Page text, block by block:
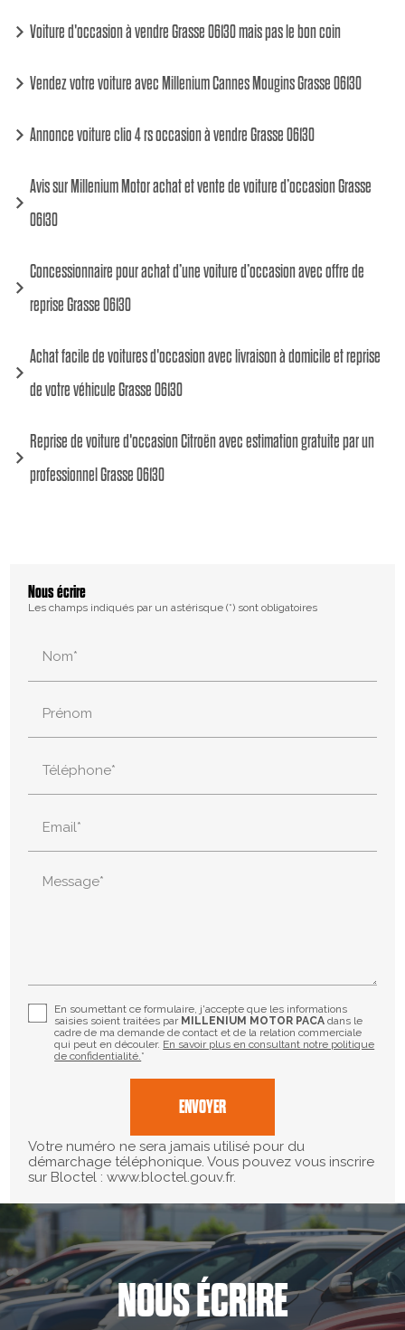
Voiture d'occasion à vendre Grasse 06130 mais pas le bon coin
Vendez votre voiture avec Millenium Cannes Mougins Grasse 06130
Annonce voiture clio 4 rs occasion à vendre Grasse 06130
Avis sur Millenium Motor achat et vente de voiture d’occasion Grasse
06130
Concessionnaire pour achat d’une voiture d’occasion avec offre de
reprise Grasse 06130
Achat facile de voitures d'occasion avec livraison à domicile et reprise
de votre véhicule Grasse 06130
Reprise de voiture d'occasion Citroën avec estimation gratuite par un
professionnel Grasse 06130
Nous écrire
Les champs indiqués par un astérisque (*) sont obligatoires
Nom*
Prénom
Téléphone*
Email*
Message*
En soumettant ce formulaire, j'accepte que les informations
saisies soient traitées par MILLENIUM MOTOR PACA dans le
cadre de ma demande de contact et de la relation commerciale
qui peut en découler. En savoir plus en consultant notre politique
de confidentialité. *
Votre numéro ne sera jamais utilisé pour du
démarchage téléphonique. Vous pouvez vous inscrire
sur Bloctel : www.bloctel.gouv.fr.
NOUS ÉCRIRE